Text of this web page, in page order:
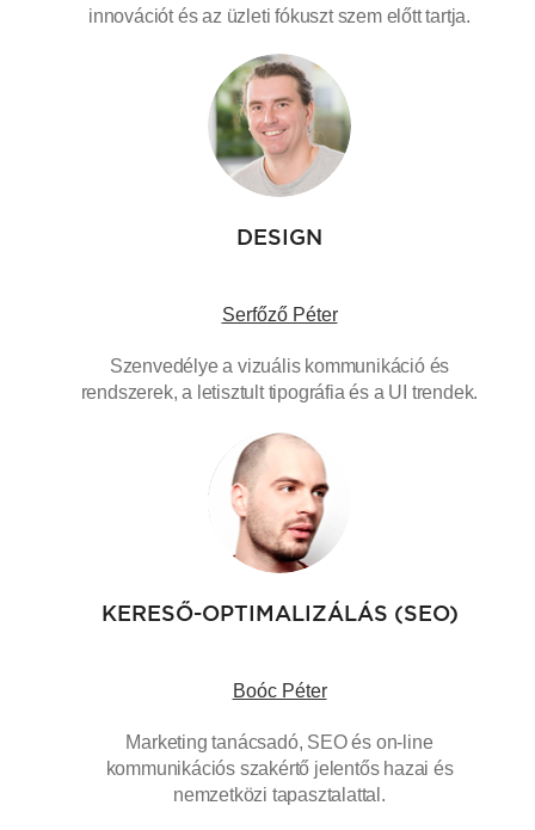
innovációt és az üzleti fókuszt szem előtt tartja.
DESIGN
Serfőző Péter
Szenvedélye a vizuális kommunikáció és
rendszerek, a letisztult tipográfia és a UI trendek.
KERESŐ-OPTIMALIZÁLÁS (SEO)
Boóc Péter
Marketing tanácsadó, SEO és on-line
kommunikációs szakértő jelentős hazai és
nemzetközi tapasztalattal.